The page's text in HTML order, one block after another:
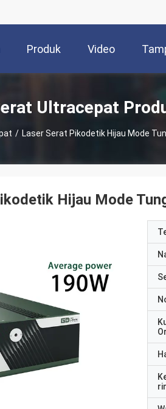
Produk Video
Ultracepat
/ Laser Serat Pikodetik Hijau Mode
Hijau Mode